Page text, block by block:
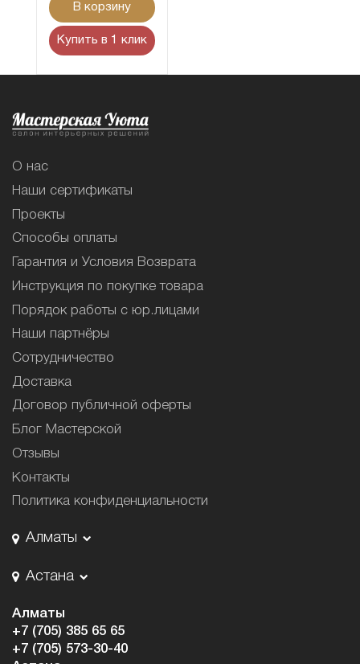
В корзину
Купить в 1 клик
О нас
Наши сертификаты
Проекты
Способы оплаты
Гарантия и Условия Возврата
Инструкция по покупке товара
Порядок работы с юр.лицами
Наши партнёры
Сотрудничество
Доставка
Договор публичной оферты
Блог Мастерской
Отзывы
Контакты
Политика конфиденциальности
Алматы
Астана
Алматы
+7 (705) 385 65 65
+7 (705) 573-30-40